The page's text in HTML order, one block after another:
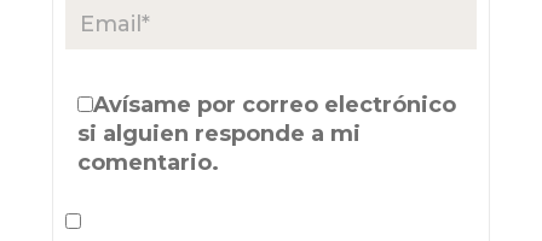
Avísame por correo electrónico
si alguien responde a mi
comentario.